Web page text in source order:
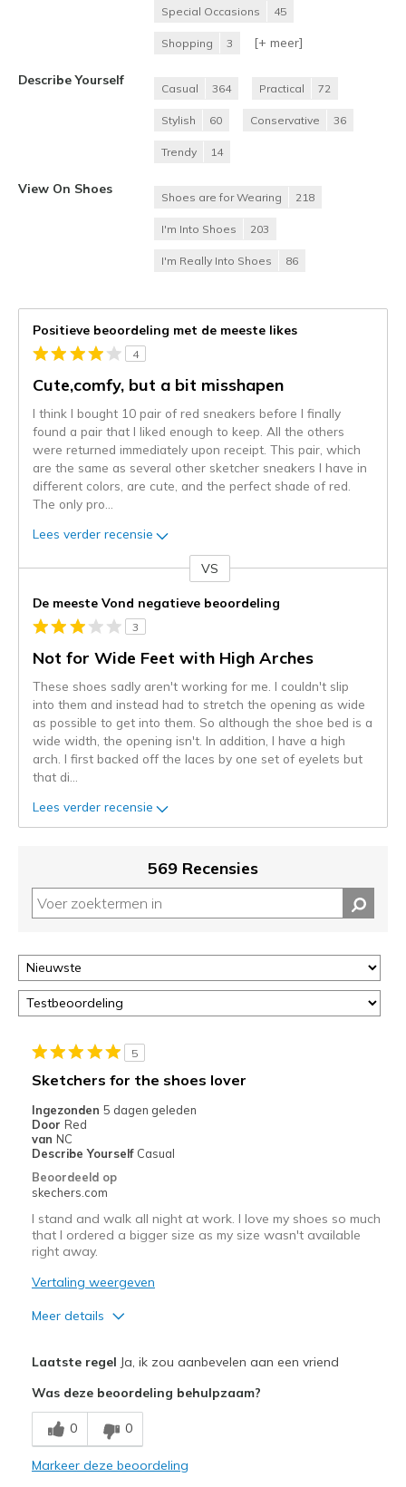
Special Occasions 45
Shopping 3 [+ meer]
Describe Yourself
Casual 364 Practical 72
Stylish 60 Conservative 36
Trendy 14
View On Shoes
Shoes are for Wearing 218
I'm Into Shoes 203
I'm Really Into Shoes 86
Positieve beoordeling met de meeste likes
4
Cute,comfy, but a bit misshapen
I think I bought 10 pair of red sneakers before I finally
found a pair that I liked enough to keep. All the others
were returned immediately upon receipt. This pair, which
are the same as several other sketcher sneakers I have in
different colors, are cute, and the perfect shade of red.
The only pro
Lees verder recensie
content
wordt
momenteel
gemigreerd
niejee
page_id.
kunt
status
van
deze
of
door
<a
href="javascript:location.href=location.pathname;">hier</a>
page
met
migratiegeschiedenis
van
de
VS
De meeste Vond negatieve beoordeling
3
Not for Wide Feet with High Arches
These shoes sadly aren't working for me. I couldn't slip
into them and instead had to stretch the opening as wide
as possible to get into them. So although the shoe bed is a
wide width, the opening isn't. In addition, I have a high
arch. I first backed off the laces by one set of eyelets but
that di
Lees verder recensie
569 Recensies
5
Sketchers for the shoes lover
Ingezonden 5 dagen geleden
Door Red
van NC
Describe Yourself Casual
Beoordeeld op
skechers.com
I stand and walk all night at work. I love my shoes so much
that I ordered a bigger size as my size wasn't available
right away.
Vertaling weergeven
Meer details
Breathe Well
Comfortable
Laatste regel Ja, ik zou aanbevelen aan een vriend
Was deze beoordeling behulpzaam?
0 0
Markeer deze beoordeling